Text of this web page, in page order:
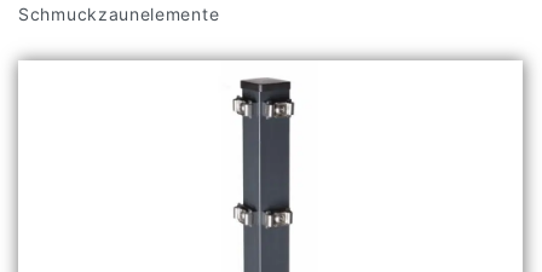
Schmuckzaunelemente